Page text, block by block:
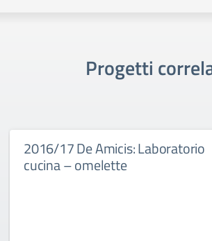
Progetti
2016/17 De Amicis: Laboratorio
cucina – omelette